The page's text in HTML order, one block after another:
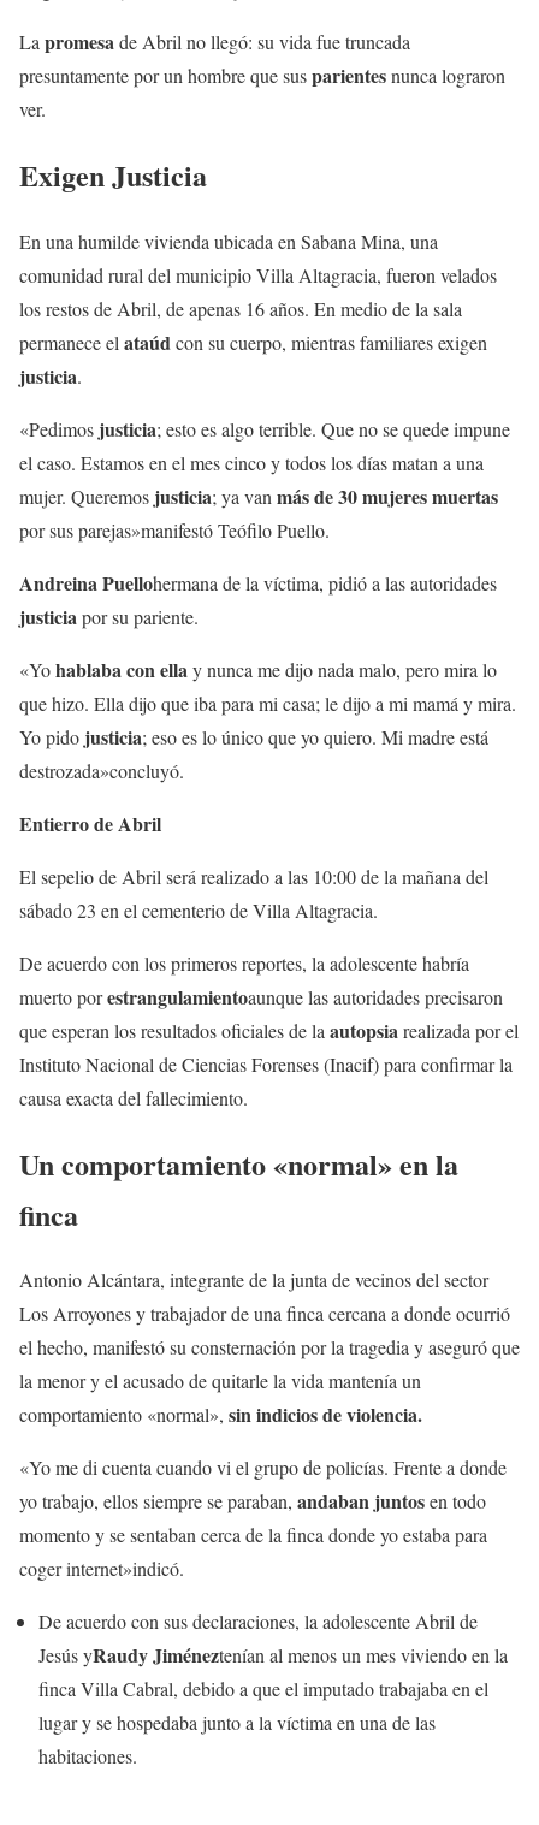
La promesade Abril no llegó: su vida fue truncada
presuntamente por un hombre que susparientesnunca lograron
ver.
ExigenJusticia
En una humilde vivienda ubicada en Sabana Mina, una
comunidad rural del municipio Villa Altagracia, fueron velados
los restos de Abril, de apenas 16 años. En medio de la sala
permanece el ataúdcon su cuerpo, mientras familiares exigen
justicia.
«Pedimos justicia; esto es algo terrible. Que no se quede impune
el caso. Estamos en el mes cinco y todos los días matan a una
mujer. Queremos justicia; ya van más de 30mujeres muertas
por sus parejas»manifestó Teófilo Puello.
Andreina Puellohermana de la víctima, pidió a las autoridades
justiciapor su pariente.
«Yohablaba con ellay nunca me dijo nada malo, pero mira lo
que hizo. Ella dijo que iba para mi casa; le dijo a mi mamá y mira.
Yo pido justicia; eso es lo único que yo quiero. Mi madre está
destrozada»concluyó.
Entierro de Abril
El sepelio de Abril será realizado a las 10:00 de la mañana del
sábado 23 en el cementerio de Villa Altagracia.
De acuerdo con los primeros reportes, la adolescente habría
muerto porestrangulamientoaunque las autoridades precisaron
que esperan los resultados oficiales de la autopsiarealizada por el
Instituto Nacional de Ciencias Forenses (Inacif) para confirmar la
causa exacta del fallecimiento.
Un comportamiento «normal» en la
finca
Antonio Alcántara, integrante de la junta de vecinos del sector
Los Arroyones y trabajador de una finca cercana a donde ocurrió
el hecho, manifestó su consternación por la tragedia y aseguró que
la menor y el acusado de quitarle la vida mantenía un
comportamiento «normal», sin indicios de violencia.
«Yo me di cuenta cuando vi el grupo de policías. Frente a donde
yo trabajo, ellos siempre se paraban, andaban juntosen todo
momento y se sentaban cerca de la finca donde yo estaba para
coger internet»indicó.
De acuerdo con sus declaraciones, la adolescente Abril de
Jesús yRaudy Jiméneztenían al menos un mes viviendo en la
finca Villa Cabral, debido a que el imputado trabajaba en el
lugar y se hospedaba junto a la víctima en una de las
habitaciones.